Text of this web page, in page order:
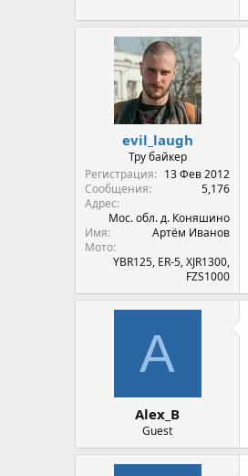
evil_laugh
Тру байкер
Регистрация
13 Фев 2012
Сообщения
5,176
Адрес
Мос. обл. д. Коняшино
Имя
Артём Иванов
Мото
YBR125, ER-5, XJR1300,
FZS1000
A
Alex_B
Guest